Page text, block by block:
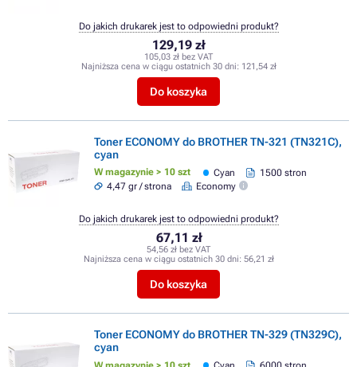
129,19 zł
105,03 zł bez VAT
Najniższa cena w ciągu ostatnich 30 dni: 121,54 zł
Do koszyka
Do jakich drukarek jest to odpowiedni produkt?
Toner ECONOMY do BROTHER TN-321 (TN321C),
cyan
W magazynie > 10 szt Cyan
1500 stron
4,47 gr / strona
Economy
67,11 zł
54,56 zł bez VAT
Najniższa cena w ciągu ostatnich 30 dni: 56,21 zł
Do koszyka
Do jakich drukarek jest to odpowiedni produkt?
Toner ECONOMY do BROTHER TN-329 (TN329C),
cyan